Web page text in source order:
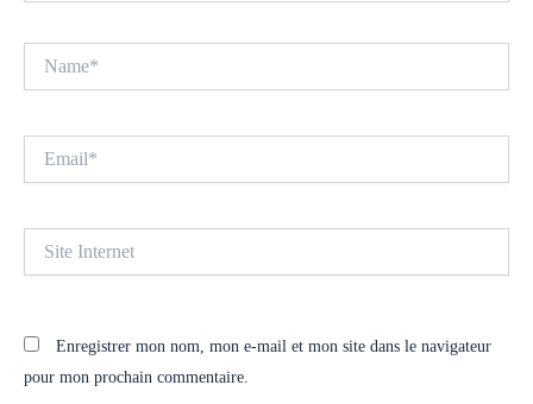
Internet
Enregistrer mon nom, mon e-mail et mon site dans le navigateur
pour mon prochain commentaire.